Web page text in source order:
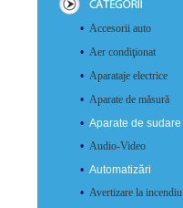
• Accesorii auto
• Aer condiţionat
• Aparataje electrice
• Aparate de măsură
• Aparate de sudare
• Audio-Video
• Automatizări
• Avertizare la incendiu